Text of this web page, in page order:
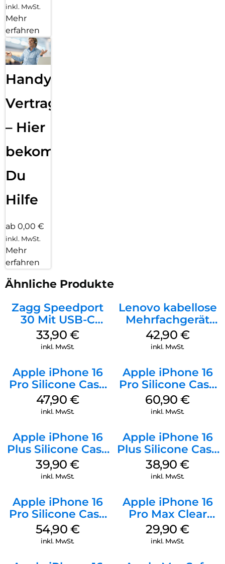
inkl. MwSt.
Mehr
erfahren
Handy
Vertragsabwicklung
– Hier
bekommst
Du
Hilfe
ab 0,00 €
inkl. MwSt.
Mehr
erfahren
Ähnliche Produkte
Zagg Speedport
30 Mit USB-C
Kabel Weiß
33,90 €
inkl. MwSt.
Lenovo kabellose
Mehrfachgerät
Luna Grey
42,90 €
inkl. MwSt.
Apple iPhone 16
Pro Silicone Case
MagSafe Denim
47,90 €
inkl. MwSt.
Apple iPhone 16
Pro Silicone Case
MagSafe Stone
Gray
60,90€
inkl. MwSt.
Apple iPhone 16
Plus Silicone Case
MagSafe Plum
39,90€
inkl. MwSt.
Apple iPhone 16
Plus Silicone Case
MagSafe Denim
38,90€
inkl. MwSt.
Apple iPhone 16
Pro Silicone Case
MagSafe Black
54,90 €
inkl. MwSt.
Apple iPhone 16
Pro Max Clear
Case MagSafe
Transparent
29,90€
inkl. MwSt.